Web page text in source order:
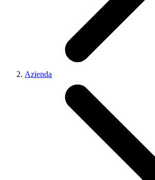
Azienda